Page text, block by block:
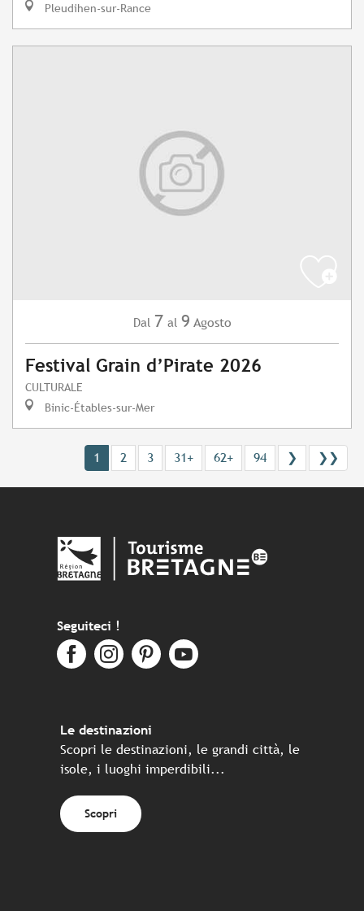
Pleudihen-sur-Rance
Dal 7 al 9 Agosto
Festival Grain d’Pirate 2026
CULTURALE
Binic-Étables-sur-Mer
1 2 3 31+ 62+ 94 ❯ ❯❯
Seguiteci !
Le destinazioni
Scopri le destinazioni, le grandi città, le
isole, i luoghi imperdibili...
Scopri